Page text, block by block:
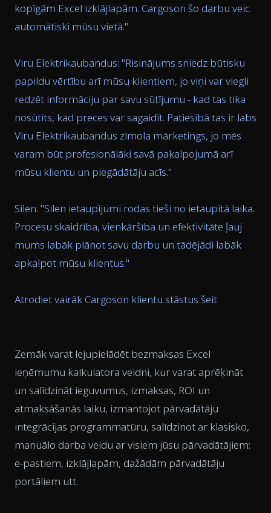
kopīgām Excel izklājlapām. Cargoson šo darbu veic
automātiski mūsu vietā."
Viru Elektrikaubandus: "Risinājums sniedz būtisku
papildu vērtību arī mūsu klientiem, jo viņi var viegli
redzēt informāciju par savu sūtījumu - kad tas tika
nosūtīts, kad preces var sagaidīt. Patiesībā tas ir labs
Viru Elektrikaubandus zīmola mārketings, jo mēs
varam būt profesionālāki savā pakalpojumā arī
mūsu klientu un piegādātāju acīs."
Silen: "Silen ietaupījumi rodas tieši no ietaupītā laika.
Procesu skaidrība, vienkāršība un efektivitāte ļauj
mums labāk plānot savu darbu un tādējādi labāk
apkalpot mūsu klientus."
Atrodiet vairāk Cargoson klientu stāstus šeit
Zemāk varat lejupielādēt bezmaksas Excel
ieņēmumu kalkulatora veidni, kur varat aprēķināt
un salīdzināt ieguvumus, izmaksas, ROI un
atmaksāšanās laiku, izmantojot pārvadātāju
integrācijas programmatūru, salīdzinot ar klasisko,
manuālo darba veidu ar visiem jūsu pārvadātājiem:
e-pastiem, izklājlapām, dažādām pārvadātāju
portāliem utt.